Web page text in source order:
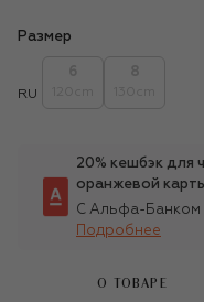
Размер
RU
20% кешбэк для
оранжевой
С Альфа-Банком
Подробнее
О ТОВАРЕ